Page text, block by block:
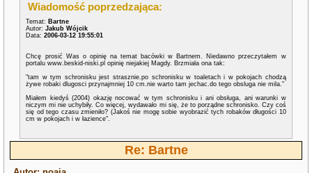
Wiadomość poprzedzająca:
Temat: Bartne
Autor:Jakub Wójcik
Data:2006-03-12 19:55:01
Chcę prosić Was o opinię na temat bacówki w Bartnem. Niedawno przeczytałem w
portalu www.beskid-niski.pl opinię niejakiej Magdy. Brzmiała ona tak:
"tam w tym schronisku jest strasznie.po schronisku w toaletach i w pokojach chodzą
żywe robaki dlugosci przynajmniej 10 cm.nie warto tam jechac.do tego obsluga nie mila."
Miałem kiedyś (2004) okazję nocować w tym schronisku i ani obsługa, ani warunki w
niczym mi nie uchybiły. Co więcej, wydawało mi się, że to porządne schronisko. Czy coś
się od tego czasu zmieniło? (Jakoś nie mogę sobie wyobrazić tych robaków długości 10
cm w pokojach i w łazience".
Re: Bartne